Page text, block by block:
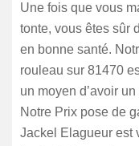
Une fois que vous
tonte, vous êtes sûr
en bonne santé.
rouleau sur 81470
un moyen d’avoir
Notre Prix pose de
Jackel Elagueur est